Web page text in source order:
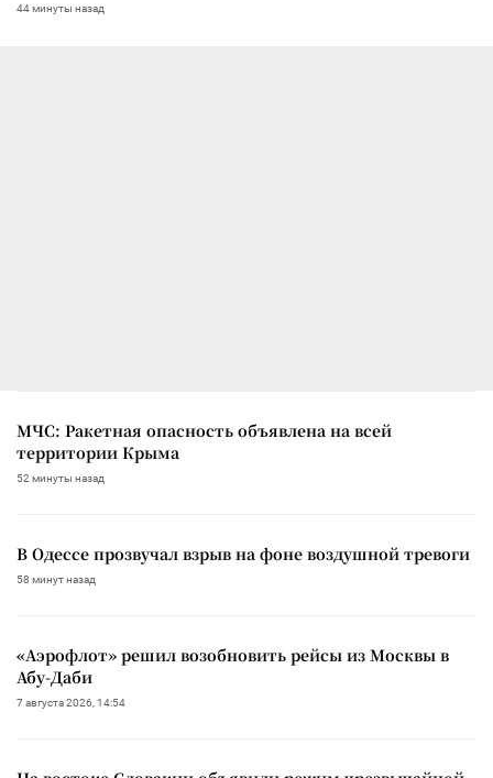
44 минуты назад
МЧС: Ракетная опасность объявлена на всей
территории Крыма
52 минуты назад
В Одессе прозвучал взрыв на фоне воздушной тревоги
58 минут назад
«Аэрофлот» решил возобновить рейсы из Москвы в
Абу-Даби
7 августа 2026, 14:54